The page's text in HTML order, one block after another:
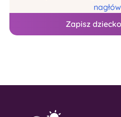
Zapisz